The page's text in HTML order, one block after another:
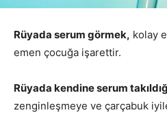
Rüyada serum görmek, kolay
emen çocuğa işarettir.
Rüyada kendine serum
zenginleşmeye ve çarçabuk